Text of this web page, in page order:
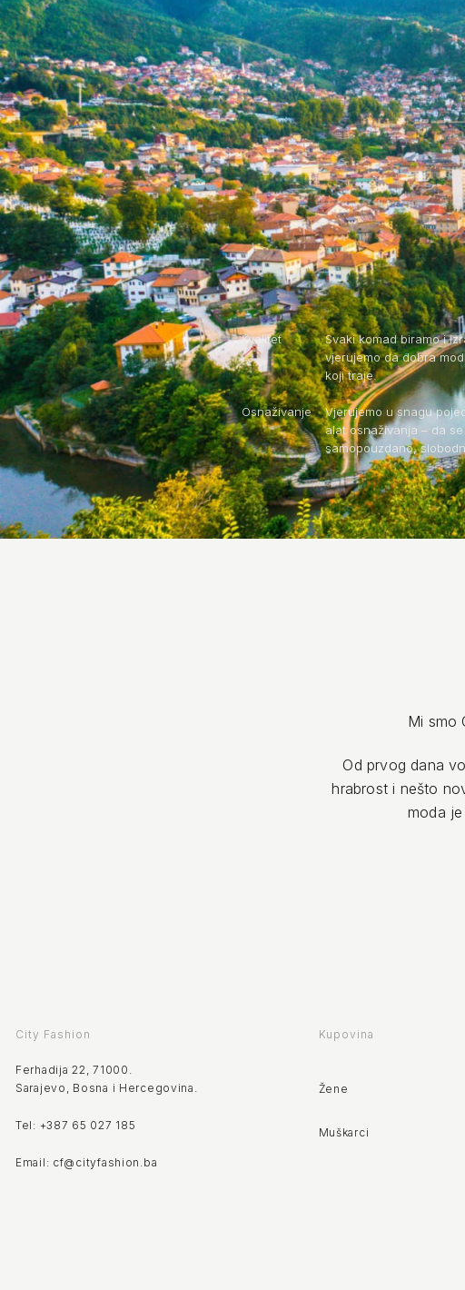
Kvalitet
Svaki komad biramo i
vjerujemo da dobra
koji traje.
Osnaživanje
Vjerujemo u snagu
alat osnaživanja – da
samopouzdano,
Mi smo
Od prvog dana
hrabrost i nešto
moda
City Fashion
Ferhadija 22, 71000.
Sarajevo, Bosna i Hercegovina.
Tel: +387 65 027 185
Email: cf@cityfashion.ba
Kupovina
Žene
Muškarci